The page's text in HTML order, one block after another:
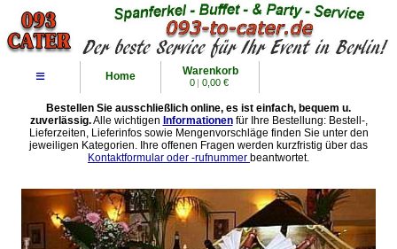
≡ Home Warenkorb
0 | 0,00 €
Bestellen Sie ausschließlich online, es ist einfach, bequem u.
zuverlässig.Alle wichtigen Informationenfür Ihre Bestellung: Bestell-,
Lieferzeiten, Lieferinfos sowie Mengenvorschläge finden Sie unter den
jeweiligen Kategorien. Ihre offenen Fragen werden kurzfristig über das
Kontaktformular oder -rufnummer beantwortet.